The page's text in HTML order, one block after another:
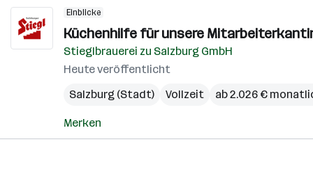
Einblicke
Küchenhilfe für unsere
Stieglbrauerei zu Salzburg GmbH
Heute veröffentlicht
Salzburg (Stadt)
Vollzeit ab 2.026 €
Merken